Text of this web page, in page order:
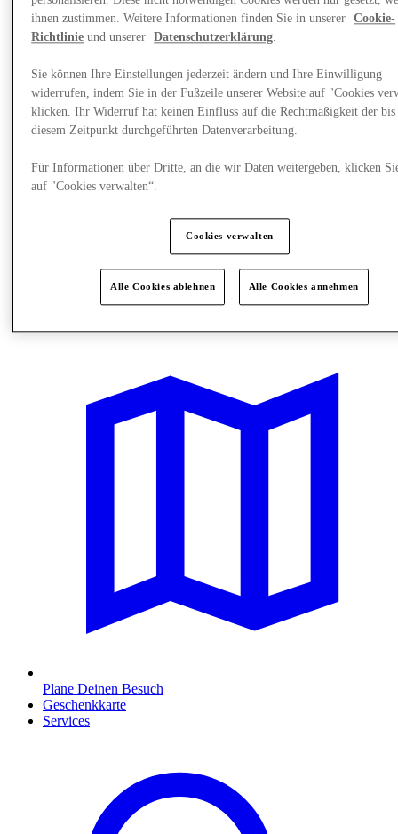
Plane Deinen Besuch
Geschenkkarte
Services
ihnen zustimmen. Weitere Informationen finden Sie in unserer
Cookie-
Richtlinie und unserer Datenschutzerklärung.
Sie können Ihre Einstellungen jederzeit ändern und Ihre Einwilligung
widerrufen, indem Sie in der Fußzeile unserer Website auf "Cookies
klicken. Ihr Widerruf hat keinen Einfluss auf die Rechtmäßigkeit der bis
diesem Zeitpunkt durchgeführten Datenverarbeitung.
Für Informationen über Dritte, an die wir Daten weitergeben, klicken
auf "Cookies verwalten“.
Cookies verwalten
Alle Cookies ablehnen Alle Cookies annehmen